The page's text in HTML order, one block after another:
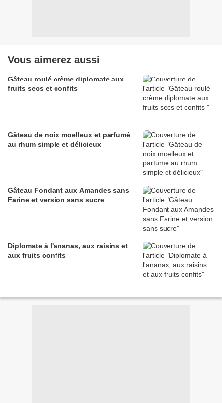
Vous aimerez aussi
Gâteau roulé crème diplomate aux
fruits secs et confits
Gâteau de noix moelleux et parfumé
au rhum simple et délicieux
Gâteau Fondant aux Amandes sans
Farine et version sans sucre
Diplomate à l'ananas, aux raisins et
aux fruits confits